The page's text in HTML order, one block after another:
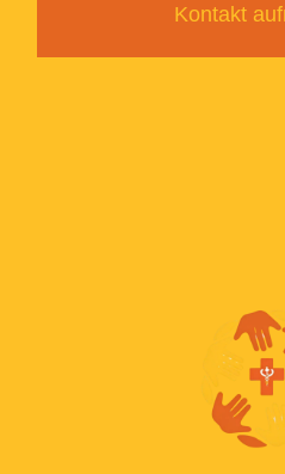
Kontakt